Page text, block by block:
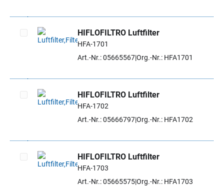
Artikel auswählen
HIFLOFILTRO Luftfilter
HFA-1701
Art.-Nr.: 05665567Org.-Nr.: HFA1701
Artikel auswählen
HIFLOFILTRO Luftfilter
HFA-1702
Art.-Nr.: 05666797Org.-Nr.: HFA1702
Artikel auswählen
HIFLOFILTRO Luftfilter
HFA-1703
Art.-Nr.: 05665575Org.-Nr.: HFA1703